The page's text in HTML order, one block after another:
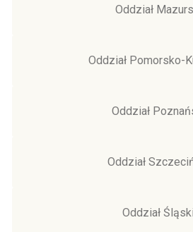
Oddział
Oddział Pomorsko-
Oddział
Oddział
Oddział Śląski